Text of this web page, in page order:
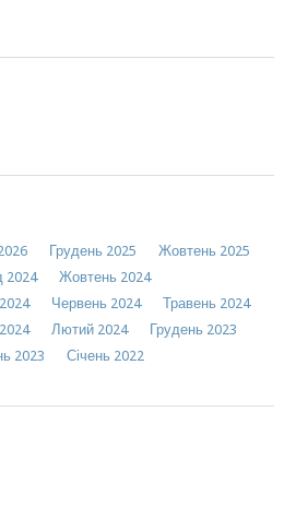
Грудень 2025
Жовтень 2025
2024
Жовтень 2024
Червень 2024
Травень 2024
Лютий 2024
Грудень 2023
2023 Січень 2022